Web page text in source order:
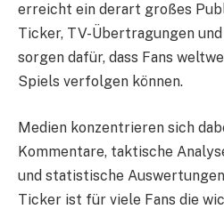
erreicht ein derart großes
Ticker, TV-Übertragungen
sorgen dafür, dass Fans
Spiels verfolgen können.
Medien konzentrieren sich
Kommentare, taktische
und statistische
Ticker ist für viele Fans die